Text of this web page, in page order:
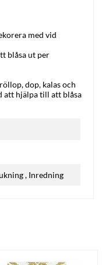
med vid
blåsa ut per
dop, kalas och
att hjälpa till att blåsa
, Inredning